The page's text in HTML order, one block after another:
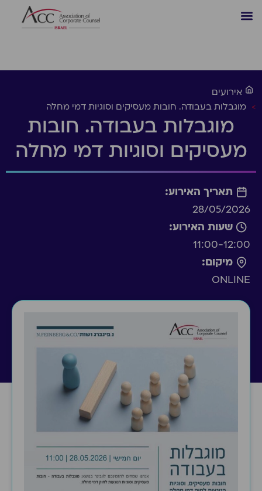
אירועים
> מוגבלות בעבודה. חובות מעסיקים וסוגיות דמי מחלה
מוגבלות בעבודה. חובות
מעסיקים וסוגיות דמי מחלה
תאריך האירוע:
28/05/2026
שעות האירוע:
11:00-12:00
מיקום:
ONLINE